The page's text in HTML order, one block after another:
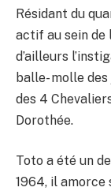
Résidant du
actif au sein de
d’ailleurs
balle- molle
des 4
Dorothée.
Toto a été un
1964, il